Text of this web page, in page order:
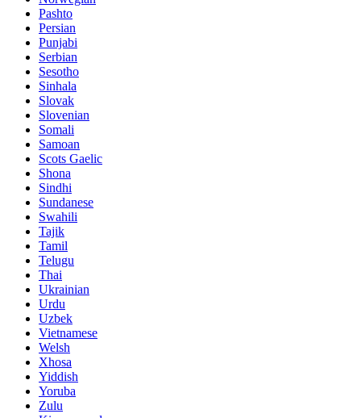
Pashto
Persian
Punjabi
Serbian
Sesotho
Sinhala
Slovak
Slovenian
Somali
Samoan
Scots Gaelic
Shona
Sindhi
Sundanese
Swahili
Tajik
Tamil
Telugu
Thai
Ukrainian
Urdu
Uzbek
Vietnamese
Welsh
Xhosa
Yiddish
Yoruba
Zulu